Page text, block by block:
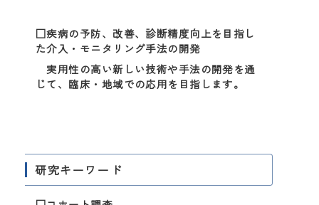
□疾病の予防、改善、診断精度向上を目指し
た介入・モニタリング手法の開発
実用性の高い新しい技術や手法の開発を通
じて、臨床・地域での応用を目指します。
研究キーワード